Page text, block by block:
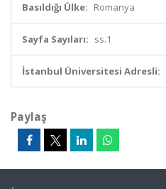
Basıldığı Ülke: Romanya
Sayfa Sayıları: ss.1
İstanbul Üniversitesi Adresli:
Paylaş